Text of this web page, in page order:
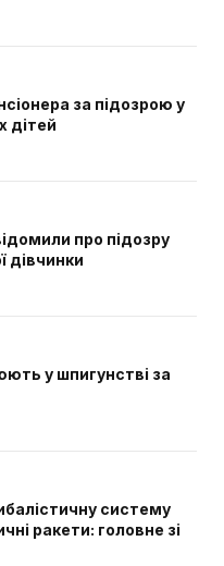
за підозрою у
дітей
про підозру
дівчинки
у шпигунстві за
систему
ракети: головне зі